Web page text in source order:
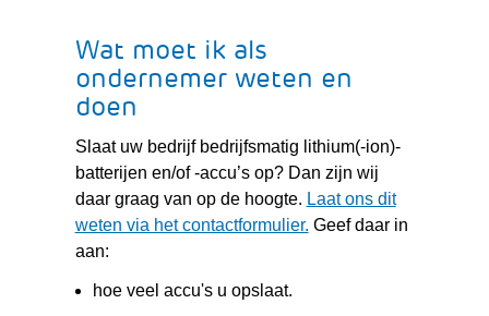
Wat moet ik als
ondernemer weten en
doen
Slaat uw bedrijf bedrijfsmatig lithium(-ion)-
batterijen en/of -accu’s op? Dan zijn wij
daar graag van op de hoogte. Laat ons dit
weten via het contactformulier. Geef daar in
aan:
hoe veel accu's u opslaat.